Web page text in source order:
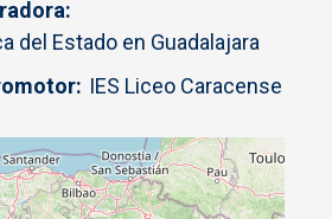
del Estado en Guadalajara
IES Liceo Caracense